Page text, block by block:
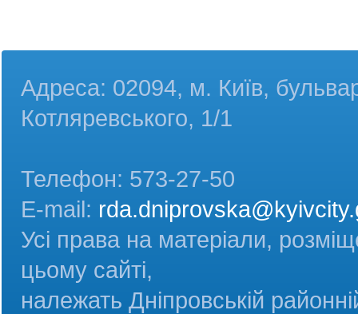
Адреса: 02094, м. Київ,
Котляревського, 1/1
Телефон: 573-27-50
E-mail:
Усі права на матеріали,
цьому сайті,
належать Дніпровській